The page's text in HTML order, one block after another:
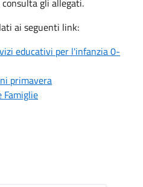
ai seguenti link:
educativi per l'infanzia 0-
primavera
Famiglie